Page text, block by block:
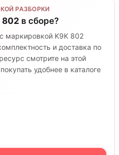
РАЗБОРКИ
802 в сборе?
маркировкой K9K 802
и доставка по
смотрите на этой
удобнее в каталоге